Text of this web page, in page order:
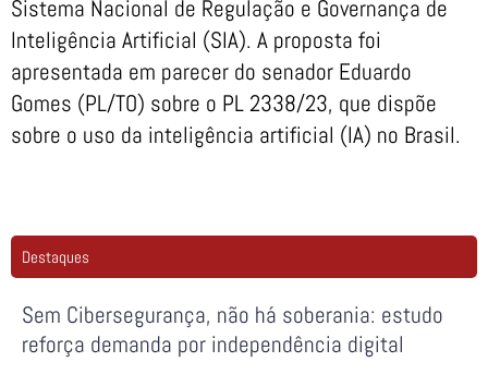
Sistema Nacional de Regulação e Governança de
Inteligência Artificial (SIA). A proposta foi
apresentada em parecer do senador Eduardo
Gomes (PL/TO) sobre o PL 2338/23, que dispõe
sobre o uso da inteligência artificial (IA) no Brasil.
Destaques
Sem Cibersegurança, não há soberania: estudo
reforça demanda por independência digital